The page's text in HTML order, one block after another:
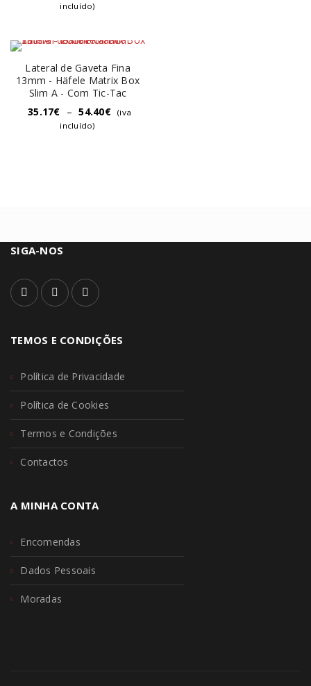
incluído)
Lateral de Gaveta Fina
13mm - Häfele Matrix Box
Slim A - Com Tic-Tac
35.17€ – 54.40€
(iva
incluído)
SIGA-NOS
TEMOS E CONDIÇÕES
Política de Privacidade
Política de Cookies
Termos e Condições
Contactos
A MINHA CONTA
Encomendas
Dados Pessoais
Moradas